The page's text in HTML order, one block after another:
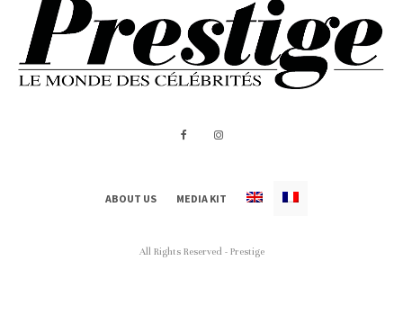
ABOUT US MEDIA KIT
All Rights Reserved - Prestige